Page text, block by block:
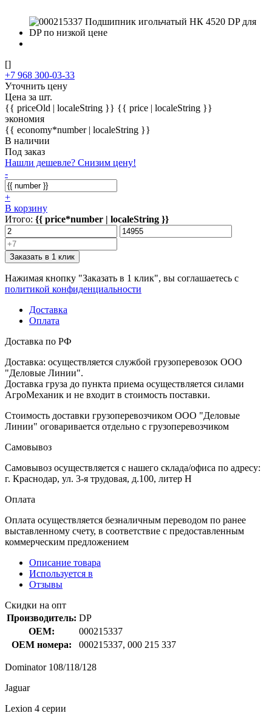
[]
+7 968 300-03-33
Уточнить цену
Цена за шт.
{{ priceOld | localeString }} {{ price | localeString }}
экономия
{{ economy*number | localeString }}
В наличии
Под заказ
Нашли дешевле? Снизим цену!
-
+
В корзину
Итого: {{ price*number | localeString }}
Заказать в 1 клик
Нажимая кнопку "Заказать в 1 клик", вы соглашаетесь с
политикой конфиденциальности
Доставка
Оплата
Доставка по РФ
Доставка: осуществляется службой грузоперевозок ООО
"Деловые Линии".
Доставка груза до пункта приема осуществляется силами
АгроМеханик и не входит в стоимость поставки.
Стоимость доставки грузоперевозчиком ООО "Деловые
Линии" оговаривается отдельно с грузоперевозчиком
Самовывоз
Самовывоз осуществляется с нашего склада/офиса по адресу:
г. Краснодар, ул. 3-я трудовая, д.100, литер Н
Оплата
Оплата осуществляется безналичным переводом по ранее
выставленному счету, в соответствие с предоставленным
коммерческим предложением
Описание товара
Используется в
Отзывы
Скидки на опт
Производитель: DP
OEM:
000215337
OEM номера:
000215337, 000 215 337
Dominator 108/118/128
Jaguar
Lexion 4 серии